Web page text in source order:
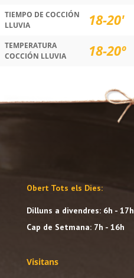
TIEMPO DE COCCIÓN
LLUVIA
18-20'
TEMPERATURA
COCCIÓN LLUVIA
18-20º
Obert Tots els Dies:
Dilluns a divendres: 6h - 17h
Cap de Setmana: 7h - 16h
Visitans